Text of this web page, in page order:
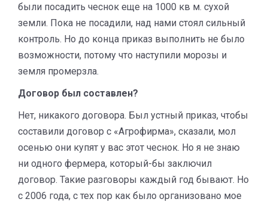
были посадить чеснок еще на 1000 кв м. сухой
земли. Пока не посадили, над нами стоял сильный
контроль. Но до конца приказ выполнить не было
возможности, потому что наступили морозы и
земля промерзла.
Договор был составлен?
Нет, никакого договора. Был устный приказ, чтобы
составили договор с «Агрофирма», сказали, мол
осенью они купят у вас этот чеснок. Но я не знаю
ни одного фермера, который-бы заключил
договор. Такие разговоры каждый год бывают. Но
с 2006 года, с тех пор как было организовано мое